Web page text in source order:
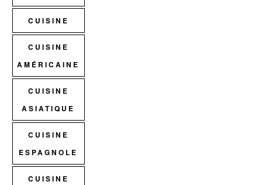
CUISINE
CUISINE
AMÉRICAINE
CUISINE
ASIATIQUE
CUISINE
ESPAGNOLE
CUISINE